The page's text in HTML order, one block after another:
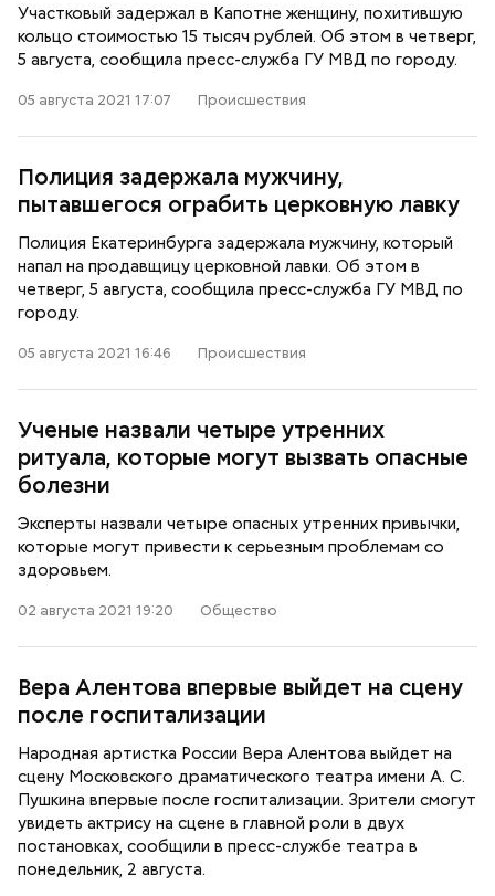
Участковый задержал в Капотне женщину, похитившую
кольцо стоимостью 15 тысяч рублей. Об этом в четверг,
5 августа, сообщила пресс-служба ГУ МВД по городу.
05 августа 2021 17:07 Происшествия
Полиция задержала мужчину,
пытавшегося ограбить церковную лавку
Полиция Екатеринбурга задержала мужчину, который
напал на продавщицу церковной лавки. Об этом в
четверг, 5 августа, сообщила пресс-служба ГУ МВД по
городу.
05 августа 2021 16:46 Происшествия
Ученые назвали четыре утренних
ритуала, которые могут вызвать опасные
болезни
Эксперты назвали четыре опасных утренних привычки,
которые могут привести к серьезным проблемам со
здоровьем.
02 августа 2021 19:20 Общество
Вера Алентова впервые выйдет на сцену
после госпитализации
Народная артистка России Вера Алентова выйдет на
сцену Московского драматического театра имени А. С.
Пушкина впервые после госпитализации. Зрители смогут
увидеть актрису на сцене в главной роли в двух
постановках, сообщили в пресс-службе театра в
понедельник, 2 августа.